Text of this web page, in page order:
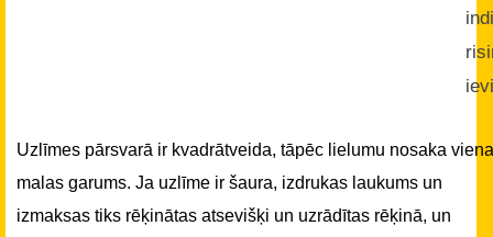
Uzlīmes pārsvarā ir kvadrātveida, tāpēc lielumu nosaka
malas garums. Ja uzlīme ir šaura, izdrukas laukums un
izmaksas tiks rēķinātas atsevišķi un uzrādītas rēķinā, un